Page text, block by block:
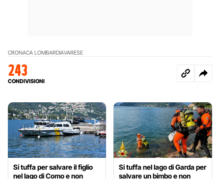
CRONACA LOMBARDIAVARESE
243
CONDIVISIONI
Si tuffa per salvare il figlio
nel lago di Como e non
Si tuffa nel lago di Garda per
salvare un bimbo e non